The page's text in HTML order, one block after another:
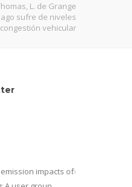
L. de Grange
sufre de niveles
vehicular
impacts of